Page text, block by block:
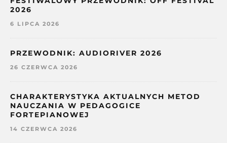
2026
6 LIPCA 2026
PRZEWODNIK: AUDIORIVER 2026
26 CZERWCA 2026
CHARAKTERYSTYKA AKTUALNYCH METOD
NAUCZANIA W PEDAGOGICE
FORTEPIANOWEJ
14 CZERWCA 2026